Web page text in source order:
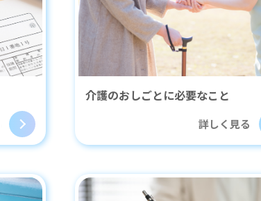
介護のおしごとに必要なこと
詳しく見る